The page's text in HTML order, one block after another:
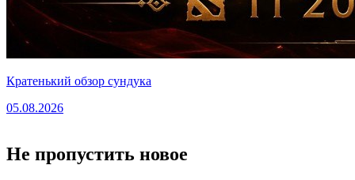
Кратенький обзор сундука
05.08.2026
Не пропустить новое